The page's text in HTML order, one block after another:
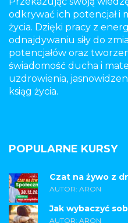
odkrywać ich potencjał i
życia. Dzięki pracy z
odnajdywaniu siły do
potencjałów oraz
świadomość ducha i
uzdrowienia,
ksiąg życia.
POPULARNE KURSY
Czat na żywo z
AUTOR: ARON
Jak wybaczyć
AUTOR: ARON